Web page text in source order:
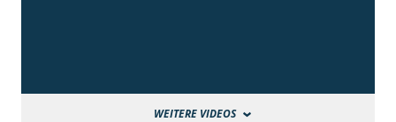
WEITERE VIDEOS